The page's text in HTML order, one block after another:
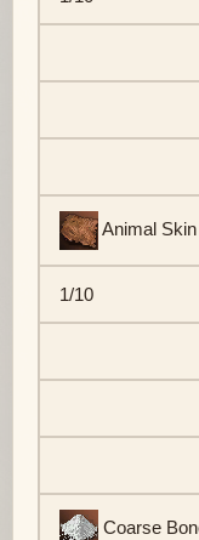
Animal Skin
1/10
Coarse